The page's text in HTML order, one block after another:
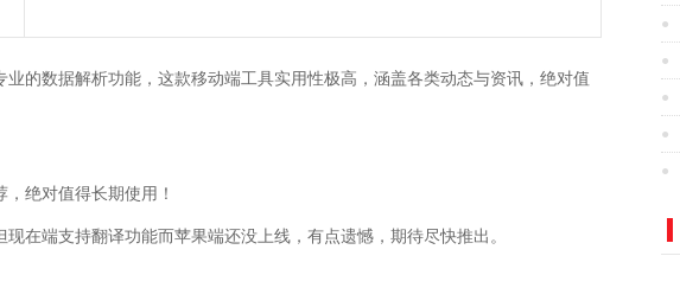
的数据解析功能，这款移动端工具实用性极高，涵盖各类动态与资讯，绝对值
绝对值得长期使用！
在端支持翻译功能而苹果端还没上线，有点遗憾，期待尽快推出。